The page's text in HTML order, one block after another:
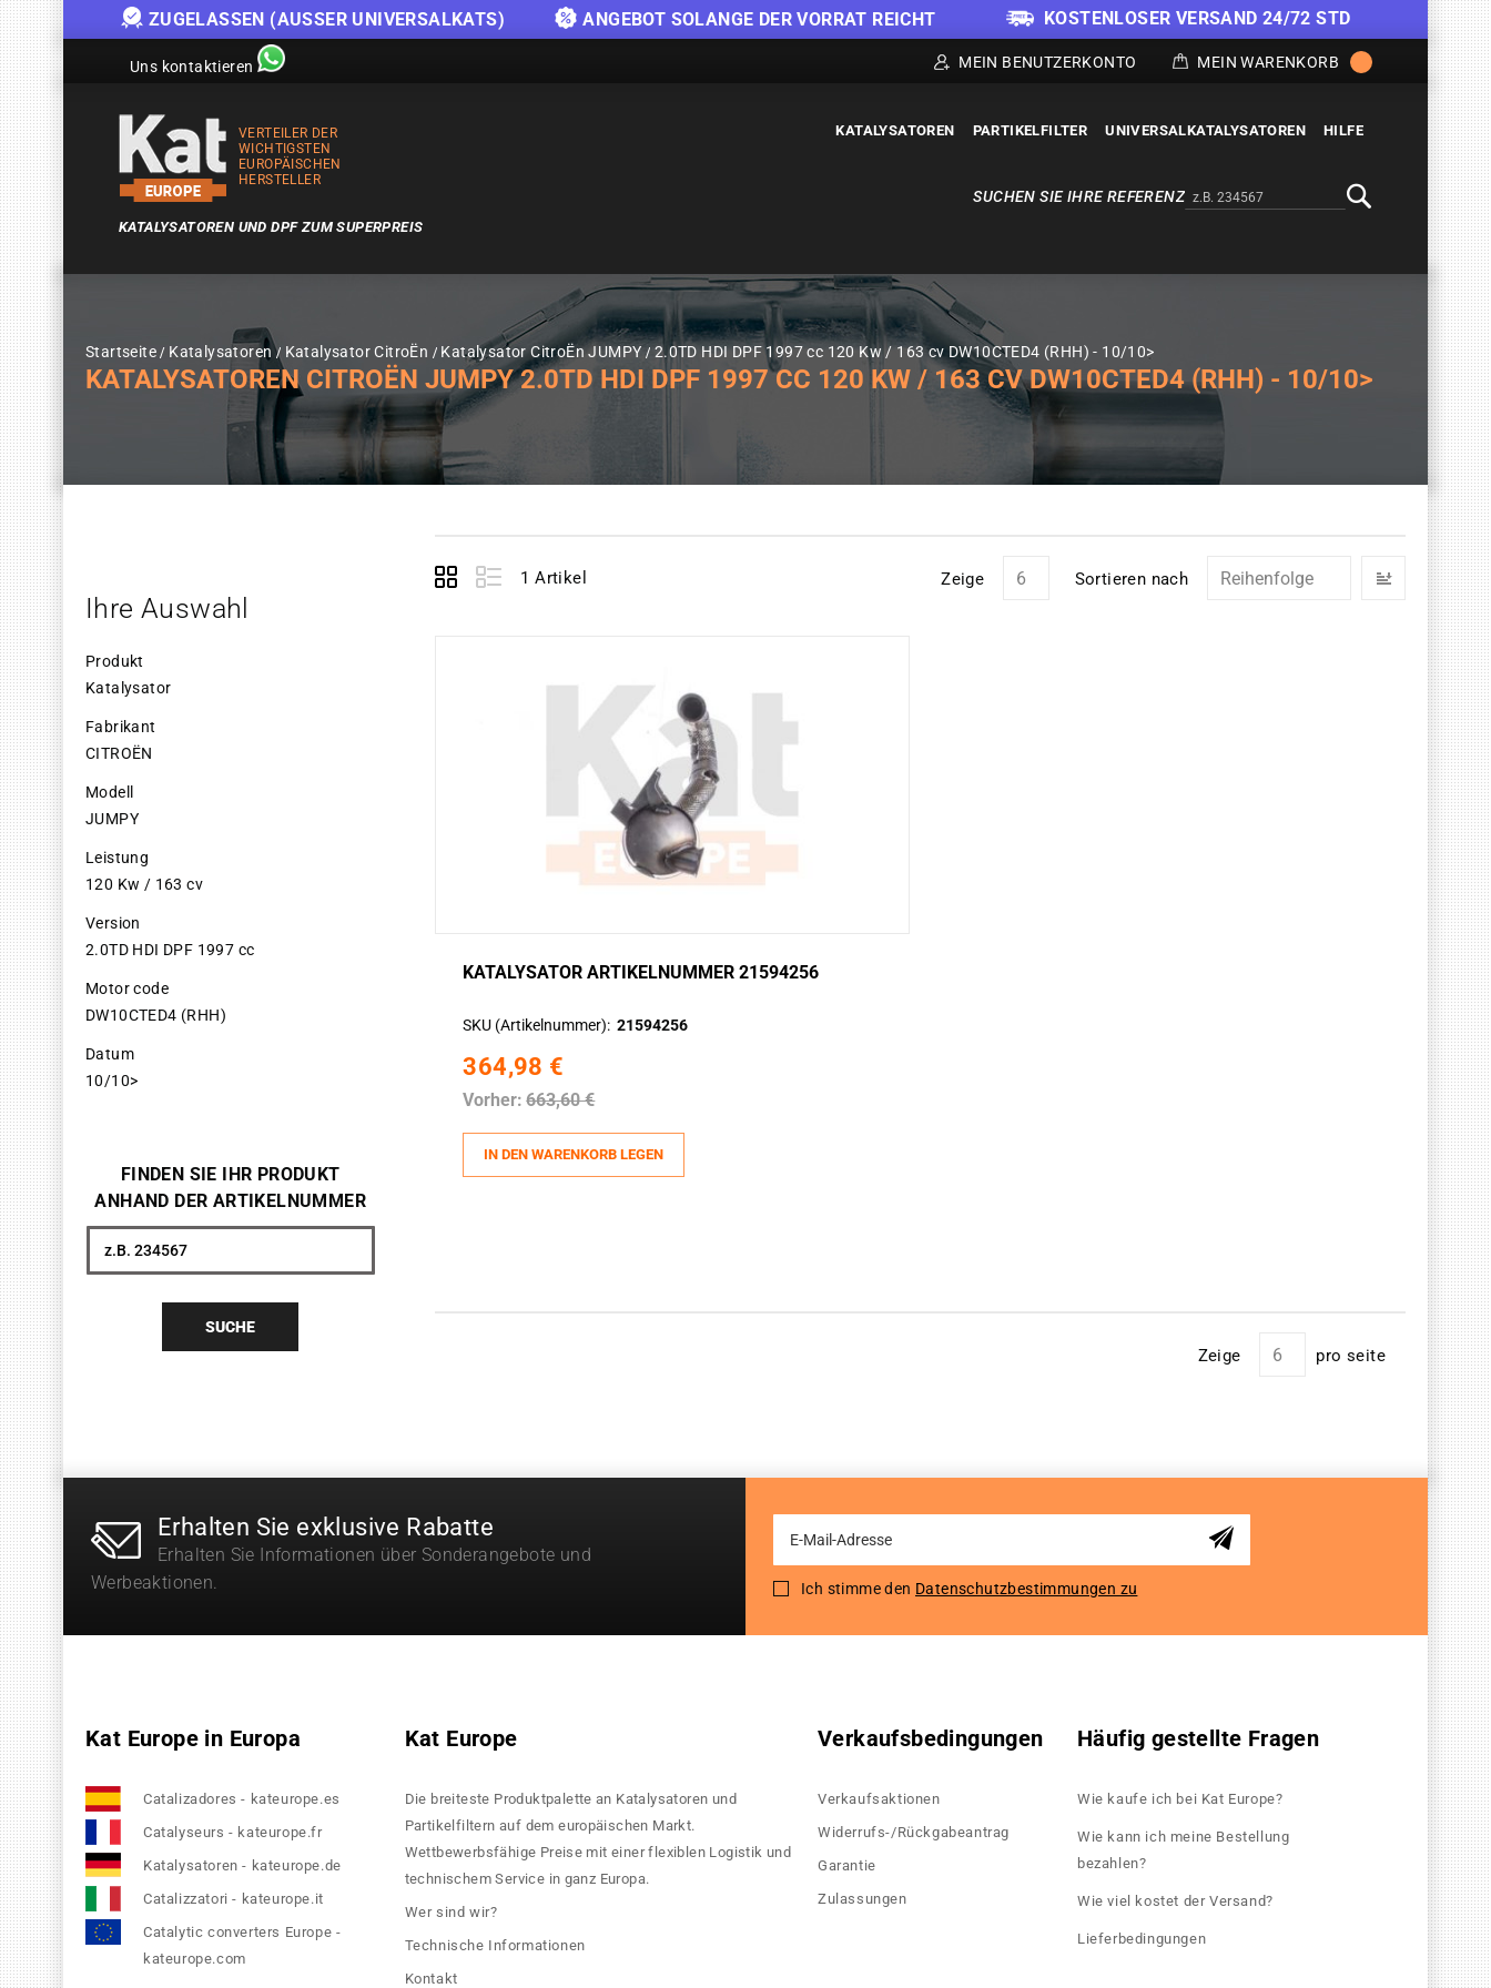
ZUGELASSEN (AUSSER UNIVERSALKATS) ANGEBOT SOLANGE DER VORRAT REICHT KOSTENLOSER VERSAND 24/72 STD
Uns kontaktieren MEIN BENUTZERKONTO MEIN WARENKORB
VERTEILER DER
WICHTIGSTEN
EUROPÄISCHEN
HERSTELLER
KATALYSATOREN UND DPF ZUM SUPERPREIS
KATALYSATOREN PARTIKELFILTER UNIVERSALKATALYSATOREN HILFE
Alternativa a Doofinder
SUCHEN SIE IHRE REFERENZ
Startseite Katalysatoren Katalysator CitroËn Katalysator CitroËn JUMPY 2.0TD HDI DPF 1997 cc 120 Kw / 163 cv DW10CTED4 (RHH) - 10/10>
KATALYSATOREN CITROËN JUMPY 2.0TD HDI DPF 1997 CC 120 KW / 163 CV DW10CTED4 (RHH) - 10/10>
View
Grid Einstellen
1 Artikel Zeige Sortieren nach
KATALYSATOR ARTIKELNUMMER 21594256
SKU (Artikelnummer) 21594256
364,98 €
Vorher: 663,60 €
IN DEN WARENKORB LEGEN
Zeige pro seite
Ihre Auswahl
Produkt
Katalysator
Fabrikant
CITROËN
Modell
JUMPY
Leistung
120 Kw / 163 cv
Version
2.0TD HDI DPF 1997 cc
Motor code
DW10CTED4 (RHH)
Datum
10/10>
FINDEN SIE IHR PRODUKT
ANHAND DER ARTIKELNUMMER
Suche
SUCHE
Erhalten Sie exklusive Rabatte
Erhalten Sie Informationen über Sonderangebote und
Werbeaktionen.
for
Newsletter:
Ich stimme den Datenschutzbestimmungen zu
Kat Europe in Europa
Catalizadores - kateurope.es
Catalyseurs - kateurope.fr
Katalysatoren - kateurope.de
Catalizzatori - kateurope.it
Catalytic converters Europe -
kateurope.com
Kat Europe
Die breiteste Produktpalette an Katalysatoren und
Partikelfiltern auf dem europäischen Markt.
Wettbewerbsfähige Preise mit einer flexiblen Logistik und
technischem Service in ganz Europa.
Wer sind wir?
Technische Informationen
Kontakt
Verkaufsbedingungen
Verkaufsaktionen
Widerrufs-/Rückgabeantrag
Garantie
Zulassungen
Häufig gestellte Fragen
Wie kaufe ich bei Kat Europe?
Wie kann ich meine Bestellung
bezahlen?
Wie viel kostet der Versand?
Lieferbedingungen